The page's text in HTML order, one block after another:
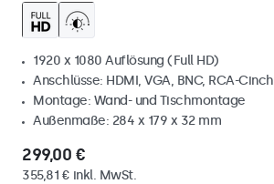
1920 x 1080 Auflösung (Full HD)
Anschlüsse: HDMI, VGA, BNC, RCA-Cinch
Montage: Wand- und Tischmontage
Außenmaße: 284 x 179 x 32 mm
299,00 €
355,81 € inkl. MwSt.